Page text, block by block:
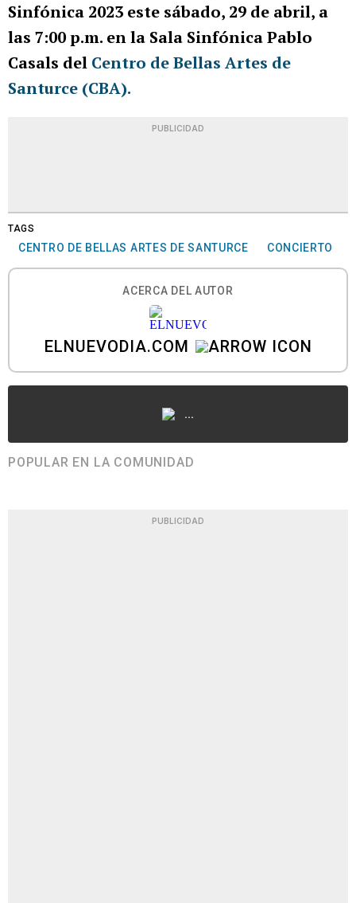
Sinfónica 2023 este sábado, 29 de abril, a
las 7:00 p.m. en la Sala Sinfónica Pablo
Casals del Centro de Bellas Artes de
Santurce (CBA).
PUBLICIDAD
TAGS
CENTRO DE BELLAS ARTES DE SANTURCE CONCIERTO
ACERCA DEL AUTOR
ELNUEVODIA.COM
...
POPULAR EN LA COMUNIDAD
PUBLICIDAD